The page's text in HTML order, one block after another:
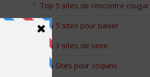
Top 5 sites de rencontre cougar
Top 5 sites pour baiser
Top 3 sites de sexe
Top Sites pour coquins